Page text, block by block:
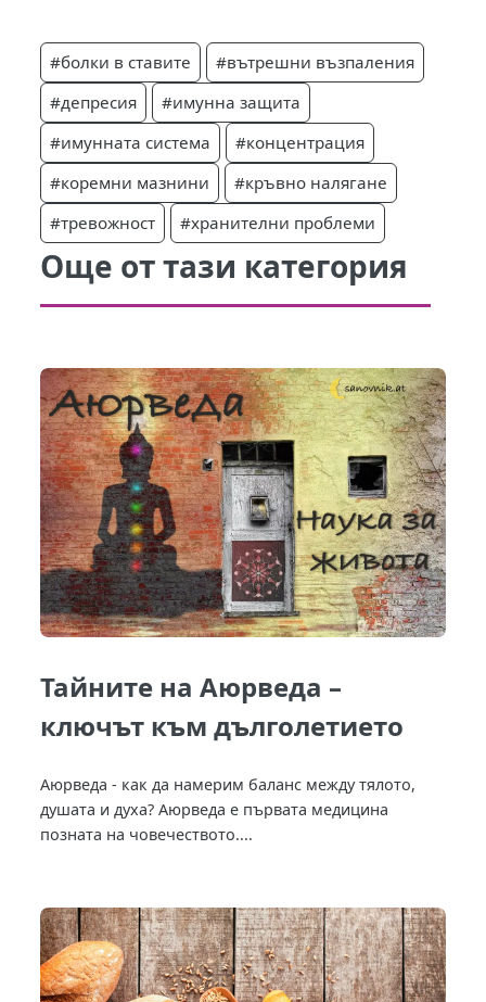
#болки в ставите
#вътрешни възпаления
#депресия
#имунна защита
#имунната система
#концентрация
#коремни мазнини
#кръвно налягане
#тревожност
#хранителни проблеми
Още от тази категория
Тайните на Аюрведа –
ключът към дълголетието
Аюрведа - как да намерим баланс между тялото,
душата и духа? Аюрведа е първата медицина
позната на човечеството....